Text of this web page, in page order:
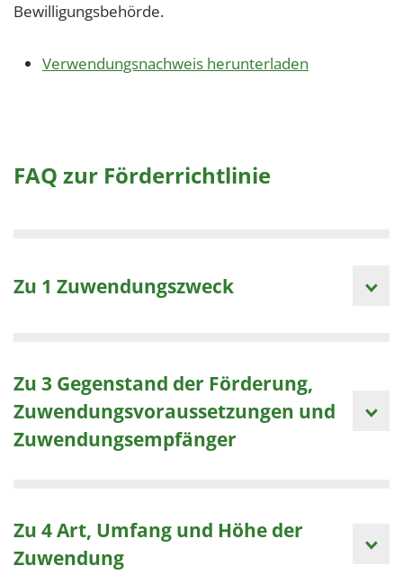
Bewilligungsbehörde.
Verwendungsnachweis herunterladen
FAQ zur Förderrichtlinie
Zu 1 Zuwendungszweck
Zu 3 Gegenstand der Förderung,
Zuwendungsvoraussetzungen und
Zuwendungsempfänger
Zu 4 Art, Umfang und Höhe der
Zuwendung